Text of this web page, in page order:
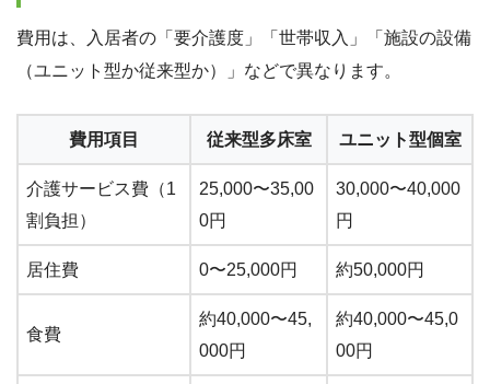
費用は、入居者の「要介護度」「世帯収入」「施設の設備
（ユニット型か従来型か）」などで異なります。
費用項目 従来型多床室 ユニット型個室
介護サービス費（1
割負担）
25,000〜35,00
0円
30,000〜40,000
円
居住費 0〜25,000円 約50,000円
食費
約40,000〜45,
000円
約40,000〜45,0
00円